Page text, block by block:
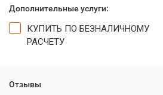
Дополнительные услуги:
КУПИТЬ ПО БЕЗНАЛИЧНОМУ
РАСЧЕТУ
Отзывы